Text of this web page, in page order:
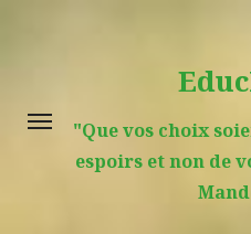
"Que vos choix
espoirs et non de